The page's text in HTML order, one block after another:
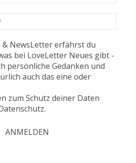
& NewsLetter erfährst du
bei LoveLetter Neues gibt -
persönliche Gedanken und
auch das eine oder
zum Schutz deiner Daten
.